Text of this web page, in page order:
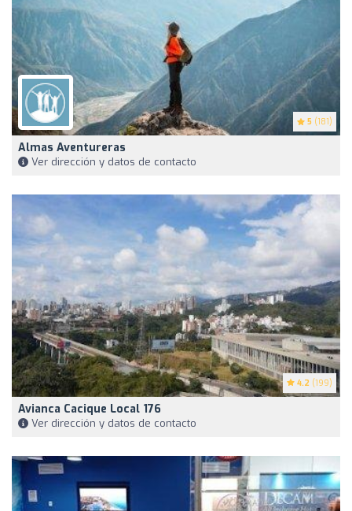
5 (181)
Almas Aventureras
Ver dirección y datos de contacto
4.2 (199)
Avianca Cacique Local 176
Ver dirección y datos de contacto